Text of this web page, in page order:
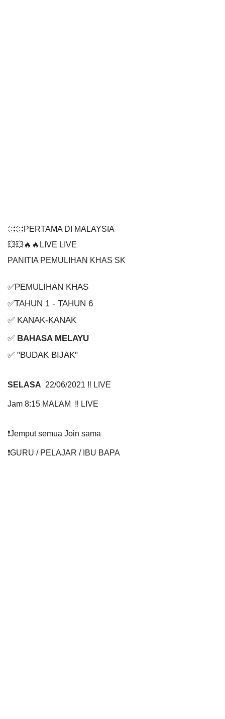
👏👏PERTAMA DI MALAYSIA
💥💥🔥🔥LIVE LIVE
PANITIA PEMULIHAN KHAS SK
✅PEMULIHAN KHAS
✅TAHUN 1 - TAHUN 6
✅ KANAK-KANAK
✅ BAHASA MELAYU
✅ "BUDAK BIJAK"
SELASA 22/06/2021 ‼️ LIVE
Jam 8:15 MALAM  ‼️ LIVE
❗️Jemput semua Join sama
❗️GURU / PELAJAR / IBU BAPA